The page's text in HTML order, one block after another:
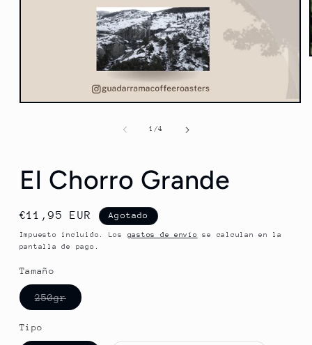
Abrir
ventana
modal
1 /de
4
El Chorro Grande
Precio
habitual
€11,95 EUR Agotado
Impuesto incluido. Los gastos de envío
se calculan en la
pantalla de pago.
Tamaño
250grVariante
agotada
Tipo